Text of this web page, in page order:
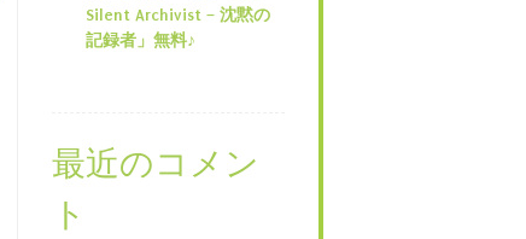
Silent Archivist – 沈黙の
記録者」無料♪
最近のコメン
ト